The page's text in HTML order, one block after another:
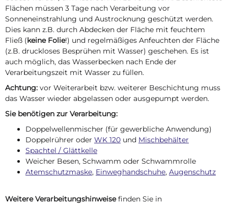
Flächen müssen 3 Tage nach Verarbeitung vor
Sonneneinstrahlung und Austrocknung geschützt werden.
Dies kann z.B. durch Abdecken der Fläche mit feuchtem
Fließ (keine Folie!) und regelmäßiges Anfeuchten der Fläche
(z.B. druckloses Besprühen mit Wasser) geschehen. Es ist
auch möglich, das Wasserbecken nach Ende der
Verarbeitungszeit mit Wasser zu füllen.
Achtung: vor Weiterarbeit bzw. weiterer Beschichtung muss
das Wasser wieder abgelassen oder ausgepumpt werden.
Sie benötigen zur Verarbeitung:
Doppelwellenmischer (für gewerbliche Anwendung)
Doppelrührer oder WK 120 und Mischbehälter
Spachtel / Glättkelle
Weicher Besen, Schwamm oder Schwammrolle
Atemschutzmaske, Einweghandschuhe, Augenschutz
Weitere Verarbeitungshinweisefinden Sie in